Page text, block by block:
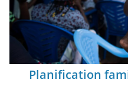
Planification